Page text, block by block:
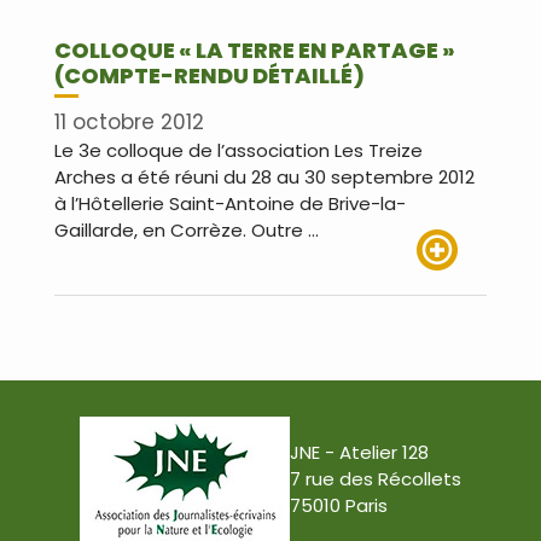
COLLOQUE « LA TERRE EN PARTAGE »
(COMPTE-RENDU DÉTAILLÉ)
11 octobre 2012
Le 3e colloque de l’association Les Treize
Arches a été réuni du 28 au 30 septembre 2012
à l’Hôtellerie Saint-Antoine de Brive-la-
Gaillarde, en Corrèze. Outre …
JNE - Atelier 128
7 rue des Récollets
75010 Paris